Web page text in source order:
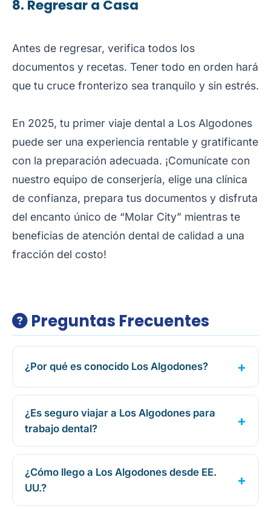
8. Regresar a Casa
Antes de regresar, verifica todos los
documentos y recetas. Tener todo en orden hará
que tu cruce fronterizo sea tranquilo y sin estrés.
En 2025, tu primer viaje dental a Los Algodones
puede ser una experiencia rentable y gratificante
con la preparación adecuada. ¡Comunícate con
nuestro equipo de conserjería, elige una clínica
de confianza, prepara tus documentos y disfruta
del encanto único de “Molar City” mientras te
beneficias de atención dental de calidad a una
fracción del costo!
Preguntas Frecuentes
¿Por qué es conocido Los Algodones?
¿Es seguro viajar a Los Algodones para
trabajo dental?
¿Cómo llego a Los Algodones desde EE.
UU.?